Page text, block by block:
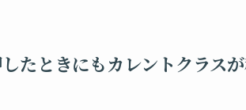
たときにもカレントクラス